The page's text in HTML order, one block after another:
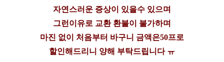
자연스러운 증상이 있을수 있으며
그런이유로 교환 환불이 불가하며
마진 없이 처음부터 바구니 금액은50프로
할인해드리니 양해 부탁드립니다 ㅠ